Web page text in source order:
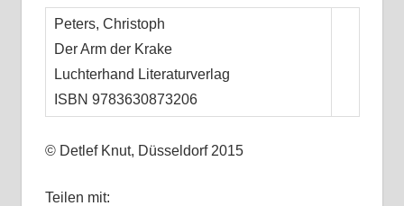
Peters, Christoph
Der Arm der Krake
Luchterhand Literaturverlag
ISBN 9783630873206
© Detlef Knut, Düsseldorf 2015
Teilen mit: